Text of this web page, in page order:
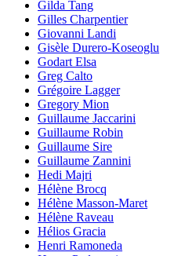
Gilda Tang
Gilles Charpentier
Giovanni Landi
Gisèle Durero-Koseoglu
Godart Elsa
Greg Calto
Grégoire Lagger
Gregory Mion
Guillaume Jaccarini
Guillaume Robin
Guillaume Sire
Guillaume Zannini
Hedi Majri
Hélène Brocq
Hélène Masson-Maret
Hélène Raveau
Hélios Gracia
Henri Ramoneda